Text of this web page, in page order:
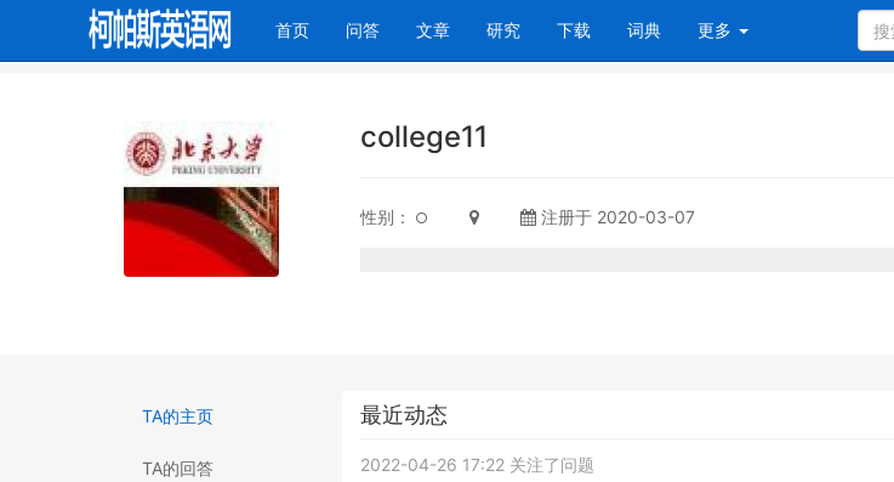
首页(current)
问答 文章 研究 下载 词典 更多
college11
性别： 注册于 2020-03-07
TA的主页
TA的回答
最近动态
2022-04-26 17:22 关注了问题